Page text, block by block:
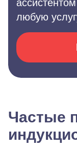
любую
Частые